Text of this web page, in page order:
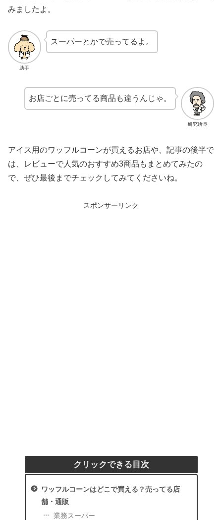
みましたよ。
助手
スーパーとかで売ってるよ。
研究所長
お店ごとに売ってる商品も違うんじゃ。
アイス用のワッフルコーンが買えるお店や、記事の後半で
は、レビューで人気のおすすめ3商品もまとめてみたの
で、ぜひ最後までチェックしてみてくださいね。
スポンサーリンク
クリックできる目次
ワッフルコーンはどこで買える？売ってる店
舗・通販
業務スーパー